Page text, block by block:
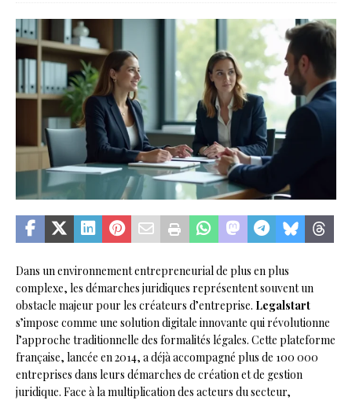
Dans un environnement entrepreneurial de plus en plus
complexe, les démarches juridiques représentent souvent un
obstacle majeur pour les créateurs d’entreprise. Legalstart
s’impose comme une solution digitale innovante qui révolutionne
l’approche traditionnelle des formalités légales. Cette plateforme
française, lancée en 2014, a déjà accompagné plus de 100 000
entreprises dans leurs démarches de création et de gestion
juridique. Face à la multiplication des acteurs du secteur,